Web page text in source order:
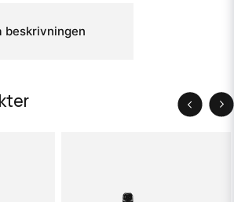
beskrivningen